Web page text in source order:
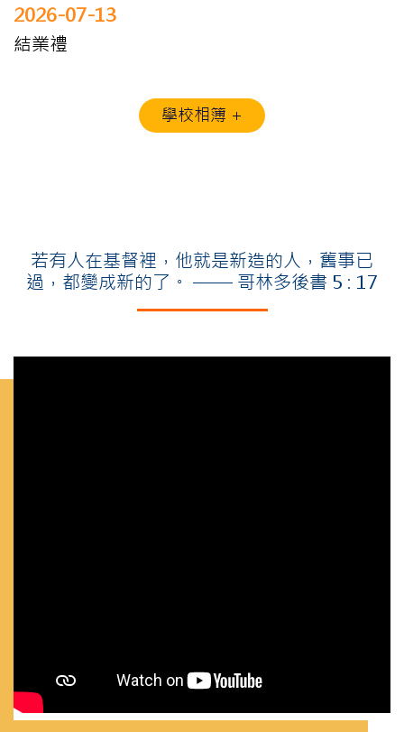
2026-07-13
結業禮
學校相簿 +
若有人在基督裡，他就是新造的人，舊事已
過，都變成新的了。 —— 哥林多後書 5 : 17